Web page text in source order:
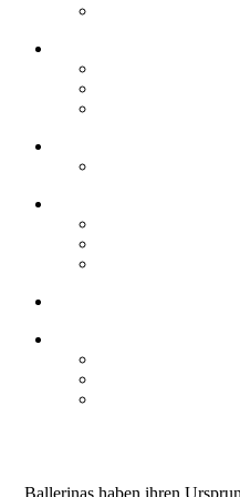
Ballerinas haben ihren